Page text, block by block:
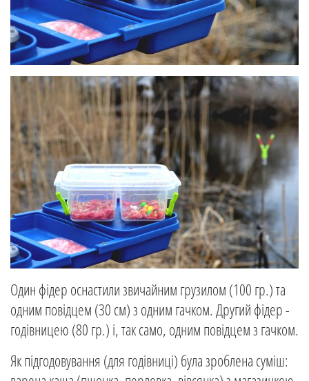
Один фідер оснастили звичайним грузилом (100 гр.) та
одним повідцем (30 см) з одним гачком. Другий фідер -
годівницею (80 гр.) і, так само, одним повідцем з гачком.
Як підгодовування (для годівниці) була зроблена суміш: